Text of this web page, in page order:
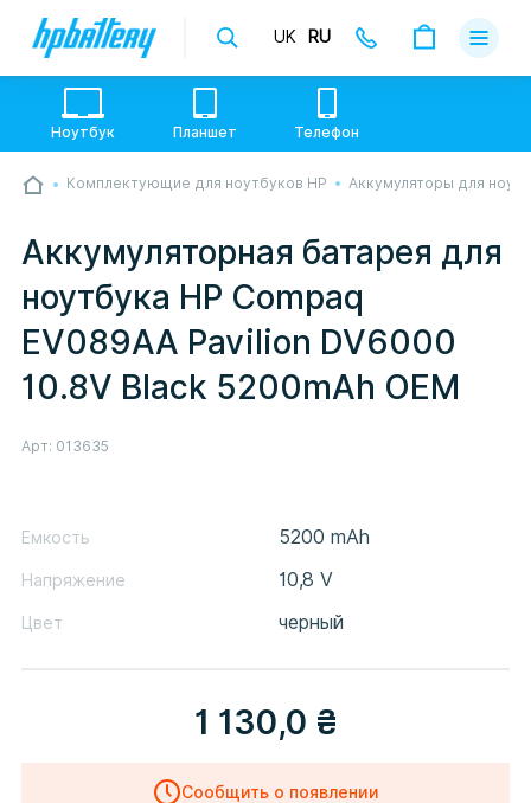
💙💛 Слава УкраЇні! Ми працюємо. Надсилаємо
Опрацьовуємо замовлення у звичному графіку
настільки швидко, як можемо. Якщо буде затримка
- пробачте, швидше за все у нас лунає повітряна
тривога. Але ми виліземо зі сховища і
перетелефонуємо вам.
UK RU
Доставка
Контакты
Ноутбук Планшет Телефон
Комплектующие для ноутбуков HP Аккумуляторы для
Аккумуляторная батарея для
ноутбука HP Compaq
EV089AA Pavilion DV6000
10.8V Black 5200mAh OEM
Арт: 013635
Емкость 5200 mAh
Напряжение 10,8 V
Цвет черный
1 130,0 ₴
Сообщить о появлении